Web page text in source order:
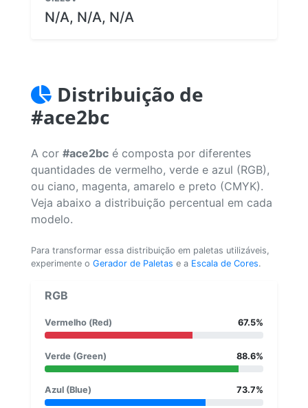
N/A, N/A, N/A
Distribuição de
#ace2bc
A cor #ace2bc é composta por diferentes
quantidades de vermelho, verde e azul (RGB),
ou ciano, magenta, amarelo e preto (CMYK).
Veja abaixo a distribuição percentual em cada
modelo.
Para transformar essa distribuição em paletas utilizáveis,
experimente o Gerador de Paletas e a Escala de Cores.
RGB
Vermelho (Red) 67.5%
Verde (Green) 88.6%
Azul (Blue) 73.7%